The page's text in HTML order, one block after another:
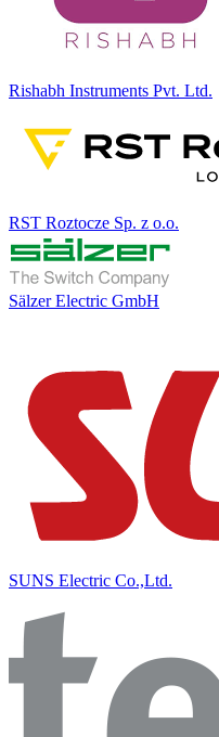
Rishabh Instruments Pvt. Ltd.
RST Roztocze Sp. z o.o.
Sälzer Electric GmbH
SUNS Electric Co.,Ltd.